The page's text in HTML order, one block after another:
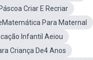
Criar E Recriar
Para Maternal
Infantil Aeiou
Criança De4 Anos